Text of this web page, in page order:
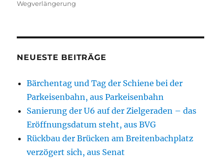
Wegverlängerung
NEUESTE BEITRÄGE
Bärchentag und Tag der Schiene bei der
Parkeisenbahn, aus Parkeisenbahn
Sanierung der U6 auf der Zielgeraden – das
Eröffnungsdatum steht, aus BVG
Rückbau der Brücken am Breitenbachplatz
verzögert sich, aus Senat